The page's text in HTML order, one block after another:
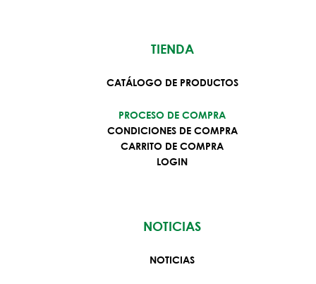
TIENDA
CATÁLOGO DE PRODUCTOS
PROCESO DE COMPRA
CONDICIONES DE COMPRA
CARRITO DE COMPRA
LOGIN
NOTICIAS
NOTICIAS